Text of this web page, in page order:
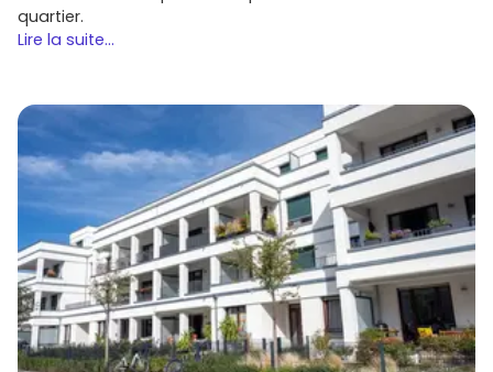
quartier.
Lire la suite...